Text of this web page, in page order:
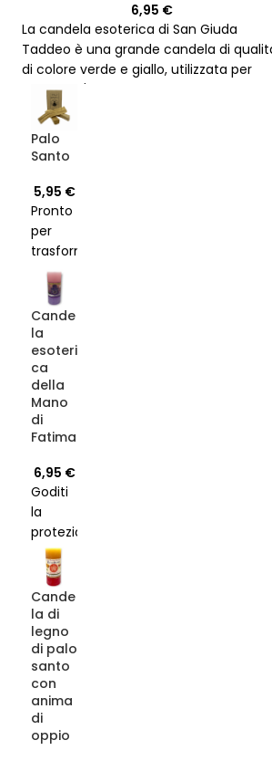
6,95 €
La candela esoterica di San Giuda
Taddeo è una grande candela di
di colore verde e giallo, utilizzata per
invocare l'aiuto del santo nei momenti
difficili.
<div class="text-base gap-4 md:gap-6
md:max-w-2xl lg:max-w-xl xl:max-w-3xl
Palo
Santo
5,95 €
Pronto
per
trasformare
il tuo
spazio?
Aggiungi
il
nostro
Pacchetto
di Tre
Palo
Santo
carrello
oggi e
senti la
differenza.
Cande
la
esoteri
ca
della
Mano
di
Fatima
6,95 €
Goditi
la
protezione
e la
buona
fortuna
della
Mano
di
Fatima
con la
nostra
candela
Cande
la di
legno
di palo
santo
con
anima
di
oppio